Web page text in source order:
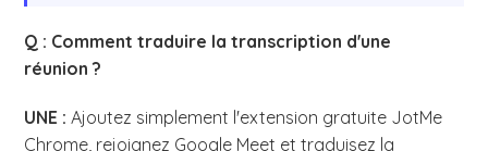
Q : Comment traduire la transcription d'une
réunion ?
UNE : Ajoutez simplement l'extension gratuite JotMe
Chrome, rejoignez Google Meet et traduisez la